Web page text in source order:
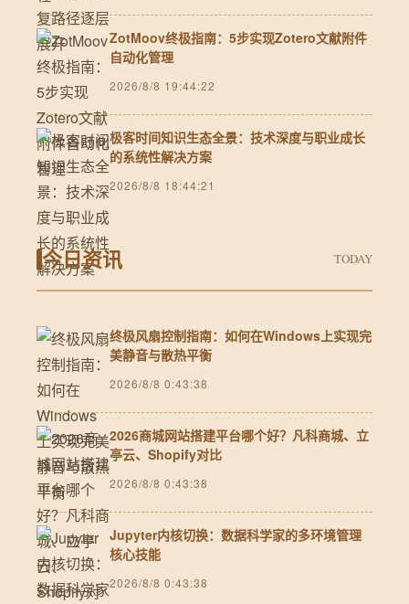
ZotMoov终极指南：5步实现Zotero文献附件
自动化管理
2026/8/8 19:44:22
极客时间知识生态全景：技术深度与职业成长
的系统性解决方案
2026/8/8 18:44:21
今日资讯 TODAY
终极风扇控制指南：如何在Windows上实现完
美静音与散热平衡
2026/8/8 0:43:38
2026商城网站搭建平台哪个好？凡科商城、立
亭云、Shopify对比
2026/8/8 0:43:38
Jupyter内核切换：数据科学家的多环境管理
核心技能
2026/8/8 0:43:38